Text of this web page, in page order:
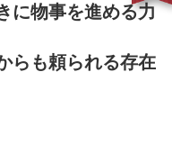
に物事を進める力
らも頼られる存在